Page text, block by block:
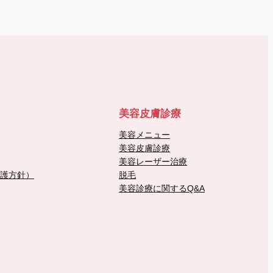
方針）
美容皮膚診療
美容メニュー
美容皮膚診療
美容レーザー治療
脱毛
美容診療に関するQ&A